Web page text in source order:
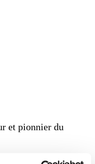
et pionnier du
gros et distribution